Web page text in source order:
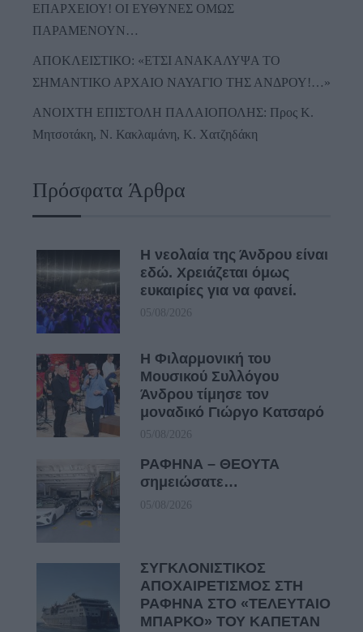
ΕΠΑΡΧΕΙΟΥ! ΟΙ ΕΥΘΥΝΕΣ ΟΜΩΣ
ΠΑΡΑΜΕΝΟΥΝ…
ΑΠΟΚΛΕΙΣΤΙΚΟ: «ΕΤΣΙ ΑΝΑΚΑΛΥΨΑ ΤΟ
ΣΗΜΑΝΤΙΚΟ ΑΡΧΑΙΟ ΝΑΥΑΓΙΟ ΤΗΣ ΑΝΔΡΟΥ!…»
ΑΝΟΙΧΤΗ ΕΠΙΣΤΟΛΗ ΠΑΛΑΙΟΠΟΛΗΣ: Προς K.
Μητσοτάκη, N. Κακλαμάνη, K. Χατζηδάκη
Πρόσφατα Άρθρα
Η νεολαία της Άνδρου είναι
εδώ. Χρειάζεται όμως
ευκαιρίες για να φανεί.
05/08/2026
Η Φιλαρμονική του
Μουσικού Συλλόγου
Άνδρου τίμησε τον
μοναδικό Γιώργο Κατσαρό
05/08/2026
ΡΑΦΗΝΑ – ΘΕΟΥΤΑ
σημειώσατε…
05/08/2026
ΣΥΓΚΛΟΝΙΣΤΙΚΟΣ
ΑΠΟΧΑΙΡΕΤΙΣΜΟΣ ΣΤΗ
ΡΑΦΗΝΑ ΣΤΟ «ΤΕΛΕΥΤΑΙΟ
ΜΠΑΡΚΟ» ΤΟΥ ΚΑΠΕΤΑΝ